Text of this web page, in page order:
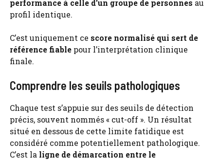
performance à celle d’un groupe de personnes au
profil identique.
C’est uniquement ce score normalisé qui sert de
référence fiable pour l’interprétation clinique
finale.
Comprendre les seuils pathologiques
Chaque test s’appuie sur des seuils de détection
précis, souvent nommés « cut-off ». Un résultat
situé en dessous de cette limite fatidique est
considéré comme potentiellement pathologique.
C’est la ligne de démarcation entre le